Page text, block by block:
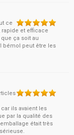
ce
et efficace
ça soit au
bémol peut être les
ils avaient les
par la qualité des
était très